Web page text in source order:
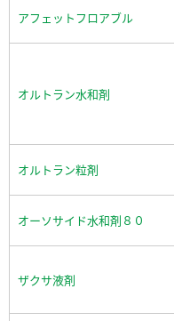
アフェットフロアブル
オルトラン水和剤
オルトラン粒剤
オーソサイド水和剤８０
ザクサ液剤